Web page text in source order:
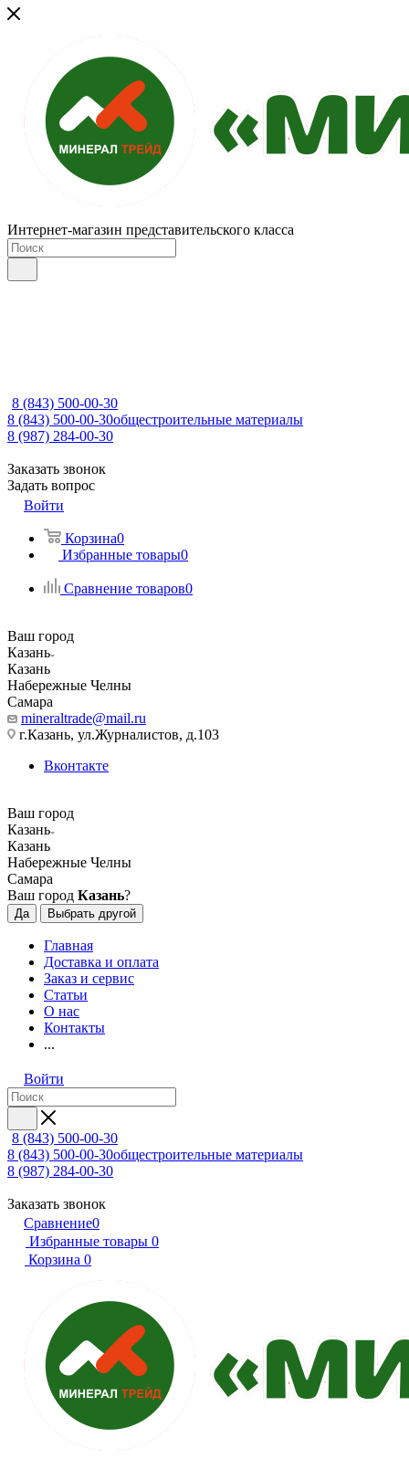
Интернет-магазин представительского класса
8 (843) 500-00-30
8 (843) 500-00-30общестроительные материалы
8 (987) 284-00-30
Заказать звонок
Задать вопрос
Войти
Корзина0
Избранные товары0
Сравнение товаров0
Ваш город
Казань
Казань
Набережные Челны
Самара
mineraltrade@mail.ru
г.Казань, ул.Журналистов, д.103
Вконтакте
Ваш город
Казань
Казань
Набережные Челны
Самара
Ваш город Казань?
Да Выбрать другой
Главная
Доставка и оплата
Заказ и сервис
Статьи
О нас
Контакты
...
Войти
8 (843) 500-00-30
8 (843) 500-00-30общестроительные материалы
8 (987) 284-00-30
Заказать звонок
Сравнение0
Избранные товары 0
Корзина 0